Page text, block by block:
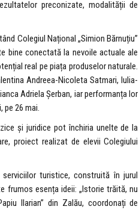
preconizate, modalității de
Colegiul Național „Simion Bărnuțiu”
bine conectată la nevoile actuale ale
real pe piața produselor naturale.
Andreea-Nicoleta Satmari, Iulia-
Adriela Șerban, iar performanța lor
pe 26 mai.
și juridice pot închiria unelte de la
proiect realizat de elevii Colegiului
turistice, construită în jurul
frumos esența ideii: „Istorie trăită, nu
Ilarian” din Zalău, coordonați de